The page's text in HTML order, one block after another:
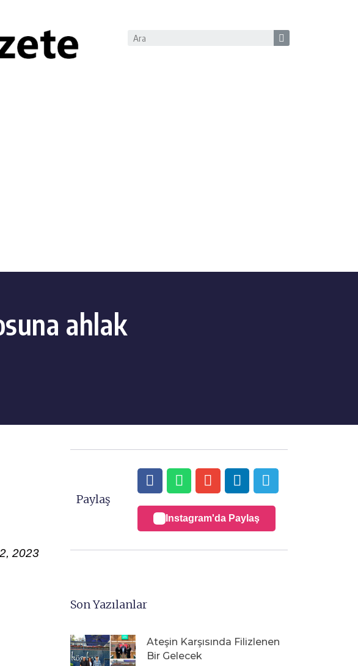
ahlak
2023
Paylaş
Instagram'da Paylaş
Son Yazılanlar
Ateşin Karşısında Filizlenen
Bir Gelecek